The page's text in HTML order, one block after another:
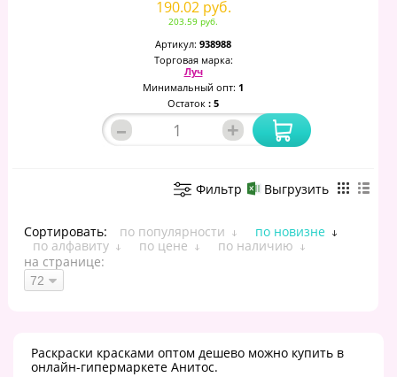
190.02 руб.
203.59 руб.
Артикул: 938988
Торговая марка:
Луч
Минимальный опт: 1
Остаток : 5
– +
Фильтр Выгрузить
Сортировать: по популярности
по новизне
по алфавиту
по цене
по наличию
на странице:
Раскраски красками оптом дешево можно купить в
онлайн-гипермаркете Анитос.